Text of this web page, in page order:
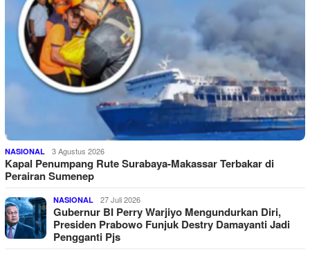
NASIONAL 3 Agustus 2026
Kapal Penumpang Rute Surabaya-Makassar Terbakar di
Perairan Sumenep
NASIONAL 27 Juli 2026
Gubernur BI Perry Warjiyo Mengundurkan Diri,
Presiden Prabowo Funjuk Destry Damayanti Jadi
Pengganti Pjs